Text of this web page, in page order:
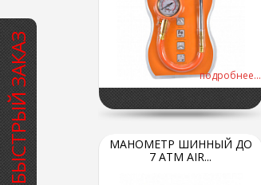
БЫСТРЫЙ ЗАКАЗ подробнее...
МАНОМЕТР ШИННЫЙ ДО
7 АТМ AIR...